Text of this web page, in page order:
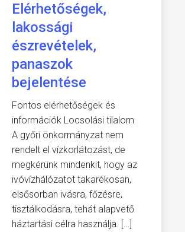
Elérhetőségek,
lakossági
észrevételek,
panaszok
bejelentése
Fontos elérhetőségek és
információk Locsolási tilalom
A győri önkormányzat nem
rendelt el vízkorlátozást, de
megkérünk mindenkit, hogy az
ivóvízhálózatot takarékosan,
elsősorban ivásra, főzésre,
tisztálkodásra, tehát alapvető
háztartási célra használja. […]